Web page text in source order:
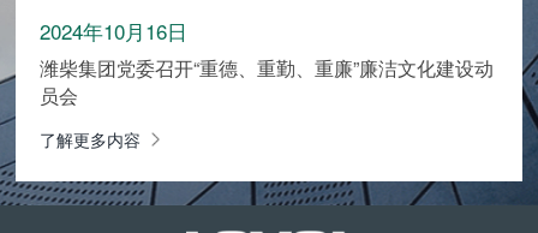
2024年10月16日
潍柴集团党委召开“重德、重勤、重廉”廉洁文化建设动
员会
了解更多内容